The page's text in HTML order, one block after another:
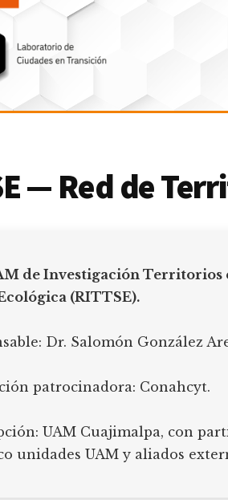
— Red de
de Investigación Territorios
(RITTSE).
Dr. Salomón González
patrocinadora: Conahcyt.
UAM Cuajimalpa, con
unidades UAM y aliados